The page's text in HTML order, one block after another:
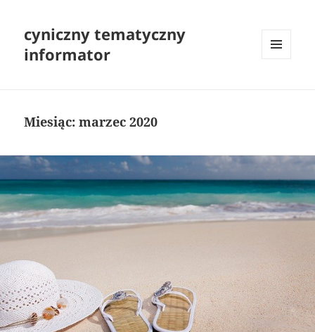
cyniczny tematyczny
informator
Miesiąc:marzec 2020